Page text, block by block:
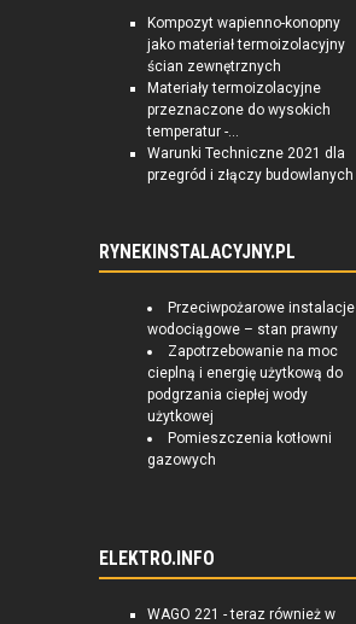
Kompozyt wapienno-konopny
jako materiał termoizolacyjny
ścian zewnętrznych
Materiały termoizolacyjne
przeznaczone do wysokich
temperatur -...
Warunki Techniczne 2021 dla
przegród i złączy budowlanych
RYNEKINSTALACYJNY.PL
Przeciwpożarowe instalacje
wodociągowe – stan prawny
Zapotrzebowanie na moc
cieplną i energię użytkową do
podgrzania ciepłej wody
użytkowej
Pomieszczenia kotłowni
gazowych
ELEKTRO.INFO
WAGO 221 - teraz również w